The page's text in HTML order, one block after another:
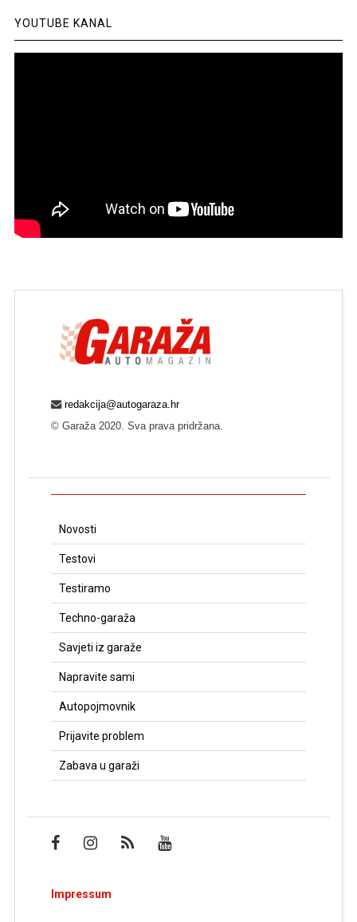
YOUTUBE KANAL
redakcija@autogaraza.hr
© Garaža 2020. Sva prava pridržana.
Novosti
Testovi
Testiramo
Techno-garaža
Savjeti iz garaže
Napravite sami
Autopojmovnik
Prijavite problem
Zabava u garaži
Impressum